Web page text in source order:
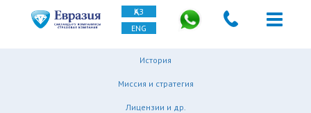
ҚАЗ
ENG
История
Миссия и стратегия
Лицензии и др.